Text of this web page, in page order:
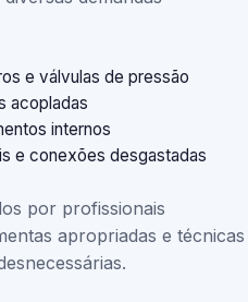
e válvulas de pressão
acopladas
internos
e conexões desgastadas
por profissionais
apropriadas e técnicas